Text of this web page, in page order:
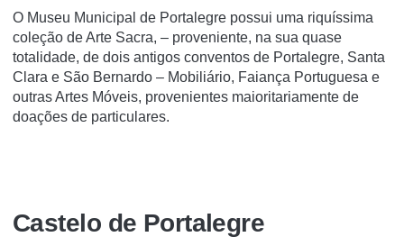
O Museu Municipal de Portalegre possui uma riquíssima
coleção de Arte Sacra, – proveniente, na sua quase
totalidade, de dois antigos conventos de Portalegre, Santa
Clara e São Bernardo – Mobiliário, Faiança Portuguesa e
outras Artes Móveis, provenientes maioritariamente de
doações de particulares.
Castelo de Portalegre